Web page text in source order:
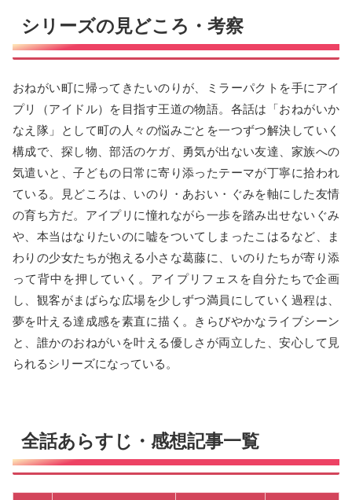
シリーズの見どころ・考察
おねがい町に帰ってきたいのりが、ミラーパクトを手にアイ
プリ（アイドル）を目指す王道の物語。各話は「おねがいか
なえ隊」として町の人々の悩みごとを一つずつ解決していく
構成で、探し物、部活のケガ、勇気が出ない友達、家族への
気遣いと、子どもの日常に寄り添ったテーマが丁寧に拾われ
ている。見どころは、いのり・あおい・ぐみを軸にした友情
の育ち方だ。アイプリに憧れながら一歩を踏み出せないぐみ
や、本当はなりたいのに嘘をついてしまったこはるなど、ま
わりの少女たちが抱える小さな葛藤に、いのりたちが寄り添
って背中を押していく。アイプリフェスを自分たちで企画
し、観客がまばらな広場を少しずつ満員にしていく過程は、
夢を叶える達成感を素直に描く。きらびやかなライブシーン
と、誰かのおねがいを叶える優しさが両立した、安心して見
られるシリーズになっている。
全話あらすじ・感想記事一覧